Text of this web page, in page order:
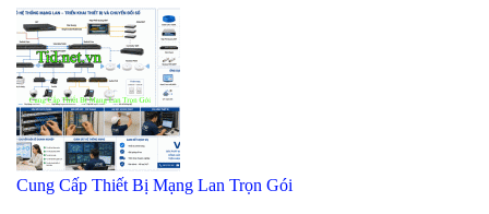
Cung Cấp Thiết Bị Mạng Lan Trọn Gói